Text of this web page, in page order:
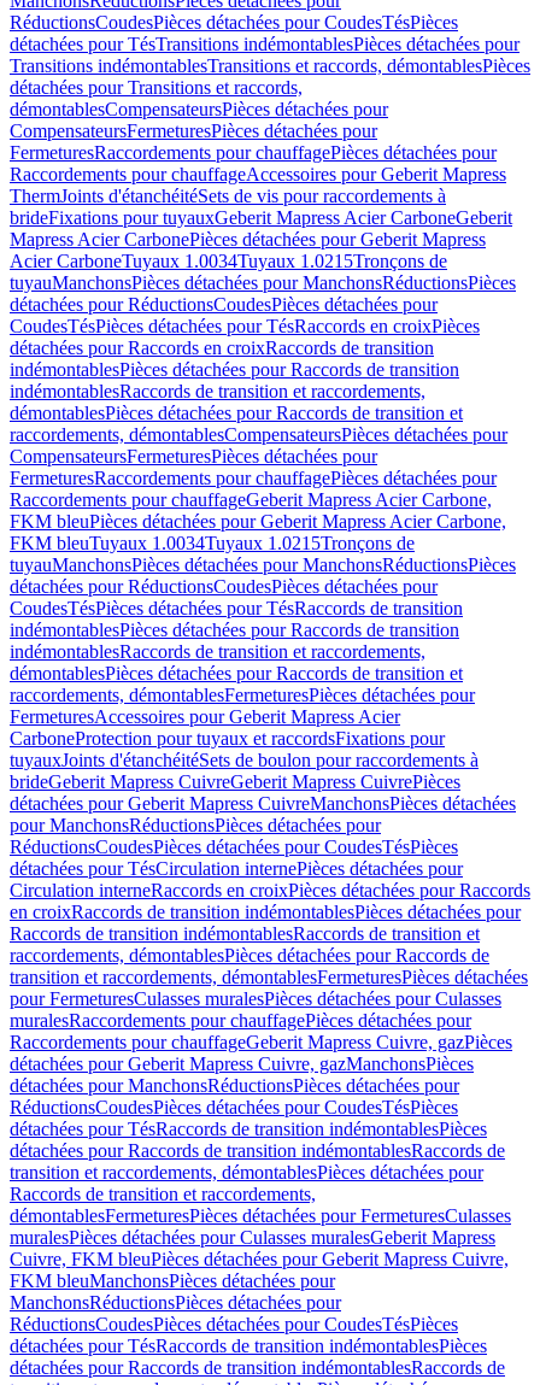
RéductionsCoudesPièces détachées pour CoudesTésPièces
détachées pour TésTransitions indémontablesPièces détachées pour
Transitions indémontablesTransitions et raccords, démontablesPièces
détachées pour Transitions et raccords,
démontablesCompensateursPièces détachées pour
CompensateursFermeturesPièces détachées pour
FermeturesRaccordements pour chauffagePièces détachées pour
Raccordements pour chauffageAccessoires pour Geberit Mapress
ThermJoints d'étanchéitéSets de vis pour raccordements à
brideFixations pour tuyauxGeberit Mapress Acier CarboneGeberit
Mapress Acier CarbonePièces détachées pour Geberit Mapress
Acier CarboneTuyaux 1.0034Tuyaux 1.0215Tronçons de
tuyauManchonsPièces détachées pour ManchonsRéductionsPièces
détachées pour RéductionsCoudesPièces détachées pour
CoudesTésPièces détachées pour TésRaccords en croixPièces
détachées pour Raccords en croixRaccords de transition
indémontablesPièces détachées pour Raccords de transition
indémontablesRaccords de transition et raccordements,
démontablesPièces détachées pour Raccords de transition et
raccordements, démontablesCompensateursPièces détachées pour
CompensateursFermeturesPièces détachées pour
FermeturesRaccordements pour chauffagePièces détachées pour
Raccordements pour chauffageGeberit Mapress Acier Carbone,
FKM bleuPièces détachées pour Geberit Mapress Acier Carbone,
FKM bleuTuyaux 1.0034Tuyaux 1.0215Tronçons de
tuyauManchonsPièces détachées pour ManchonsRéductionsPièces
détachées pour RéductionsCoudesPièces détachées pour
CoudesTésPièces détachées pour TésRaccords de transition
indémontablesPièces détachées pour Raccords de transition
indémontablesRaccords de transition et raccordements,
démontablesPièces détachées pour Raccords de transition et
raccordements, démontablesFermeturesPièces détachées pour
FermeturesAccessoires pour Geberit Mapress Acier
CarboneProtection pour tuyaux et raccordsFixations pour
tuyauxJoints d'étanchéitéSets de boulon pour raccordements à
brideGeberit Mapress CuivreGeberit Mapress CuivrePièces
détachées pour Geberit Mapress CuivreManchonsPièces détachées
pour ManchonsRéductionsPièces détachées pour
RéductionsCoudesPièces détachées pour CoudesTésPièces
détachées pour TésCirculation internePièces détachées pour
Circulation interneRaccords en croixPièces détachées pour Raccords
en croixRaccords de transition indémontablesPièces détachées pour
Raccords de transition indémontablesRaccords de transition et
raccordements, démontablesPièces détachées pour Raccords de
transition et raccordements, démontablesFermeturesPièces détachées
pour FermeturesCulasses muralesPièces détachées pour Culasses
muralesRaccordements pour chauffagePièces détachées pour
Raccordements pour chauffageGeberit Mapress Cuivre, gazPièces
détachées pour Geberit Mapress Cuivre, gazManchonsPièces
détachées pour ManchonsRéductionsPièces détachées pour
RéductionsCoudesPièces détachées pour CoudesTésPièces
détachées pour TésRaccords de transition indémontablesPièces
détachées pour Raccords de transition indémontablesRaccords de
transition et raccordements, démontablesPièces détachées pour
Raccords de transition et raccordements,
démontablesFermeturesPièces détachées pour FermeturesCulasses
muralesPièces détachées pour Culasses muralesGeberit Mapress
Cuivre, FKM bleuPièces détachées pour Geberit Mapress Cuivre,
FKM bleuManchonsPièces détachées pour
ManchonsRéductionsPièces détachées pour
RéductionsCoudesPièces détachées pour CoudesTésPièces
détachées pour TésRaccords de transition indémontablesPièces
détachées pour Raccords de transition indémontablesRaccords de